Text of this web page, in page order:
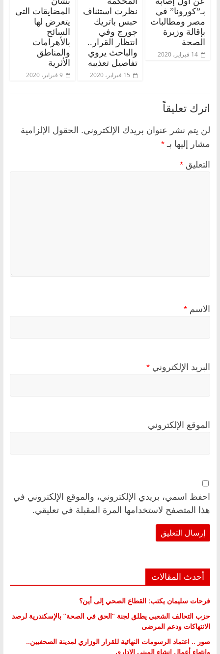
بـ”كورونا” في
مصر ومطالبات
بإقالة وزيرة
الصحة
14 فبراير، 2020
نظرت استئناف
حبس باتريك
جورج وفي
انتظار القرار..
والباحث يروي
تفاصيل تعذيبه
15 فبراير، 2020
المضايقات التى
يتعرض لها
السائح
بالأهرامات
والمناطق
الأثرية
9 فبراير، 2020
اترك تعليقاً
لن يتم نشر عنوان بريدك الإلكتروني. الحقول الإلزامية
مشار إليها بـ *
التعليق *
الاسم *
البريد الإلكتروني *
الموقع الإلكتروني
احفظ اسمي، بريدي الإلكتروني، والموقع الإلكتروني في
هذا المتصفح لاستخدامها المرة المقبلة في تعليقي.
أحدث المقالات
فرحات سليمان يكتب: القطاع الصحي إلى أين؟
حزب التحالف الشعبي يطلق لجنة “الحق في الصحة” بالإسكندرية لرصد
الانتهاكات ودعم المرضى
صور .. اعتماد الرسومات النهائية للقرار الوزاري لمدينة الصحفيين..
وانتهاء أعمال إنشاء المبنى الإداري